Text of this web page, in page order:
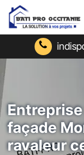
façade
ravaleur